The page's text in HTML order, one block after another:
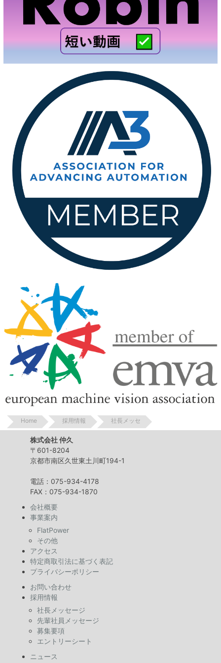
Home 採用情報 社長メッセ
株式会社 仲久
〒601-8204
京都市南区久世東土川町194-1
電話：075-934-4178
FAX：075-934-1870
会社概要
事業案内
FlatPower
その他
アクセス
特定商取引法に基づく表記
プライバシーポリシー
お問い合わせ
採用情報
社長メッセージ
先輩社員メッセージ
募集要項
エントリーシート
ニュース